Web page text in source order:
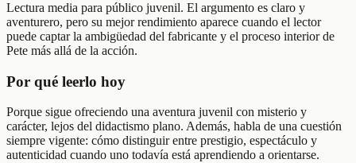
Lectura media para público juvenil. El argumento es claro y
aventurero, pero su mejor rendimiento aparece cuando el lector
puede captar la ambigüedad del fabricante y el proceso interior de
Pete más allá de la acción.
Por qué leerlo hoy
Porque sigue ofreciendo una aventura juvenil con misterio y
carácter, lejos del didactismo plano. Además, habla de una cuestión
siempre vigente: cómo distinguir entre prestigio, espectáculo y
autenticidad cuando uno todavía está aprendiendo a orientarse.